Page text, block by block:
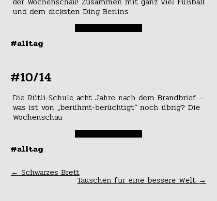
und dem dicksten Ding Berlins
#alltag
#10/14
Die Rütli-Schule acht Jahre nach dem Brandbrief –
was ist von „berühmt-berüchtigt“ noch übrig? Die
Wochenschau
#alltag
← Schwarzes Brett
Tauschen für eine bessere Welt →